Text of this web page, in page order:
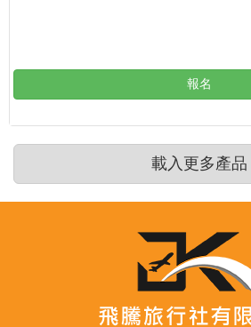
報名
載入更多產品